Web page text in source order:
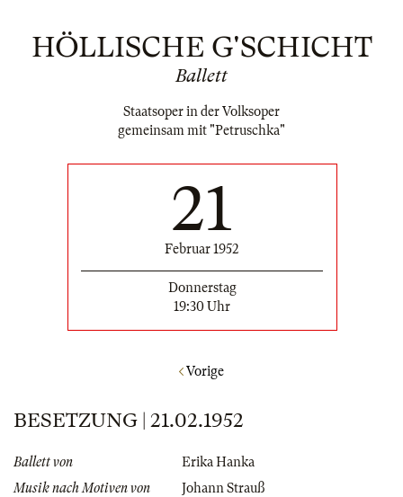
HÖLLISCHE G'SCHICHT
Ballett
Staatsoper in der Volksoper
gemeinsam mit "Petruschka"
21
Februar 1952
Donnerstag
19:30 Uhr
Vorige
BESETZUNG | 21.02.1952
Ballett von
Erika Hanka
Musik nach Motiven von
Johann Strauß